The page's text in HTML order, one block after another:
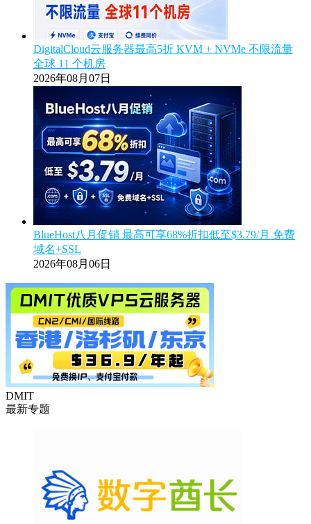
DigitalCloud云服务器最高5折 KVM + NVMe 不限流量
全球 11 个机房
2026年08月07日
BlueHost八月促销 最高可享68%折扣低至$3.79/月 免费
域名+SSL
2026年08月06日
DMIT
最新专题